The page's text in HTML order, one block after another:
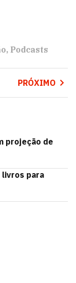
Podcasts
PRÓXIMO
projeção de
livros para